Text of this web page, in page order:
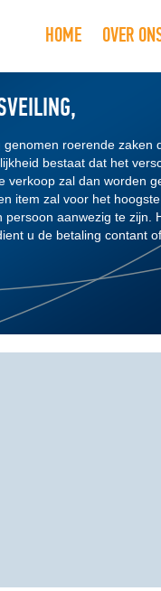
HOME OVER
roerende zaken
bestaat dat het
verkoop zal dan worden
item zal voor het
aanwezig te zijn.
u de betaling contant